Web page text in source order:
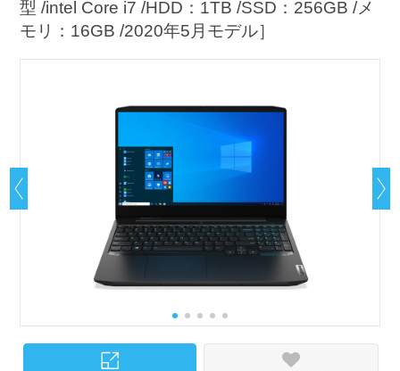
型 /intel Core i7 /HDD：1TB /SSD：256GB /メ
モリ：16GB /2020年5月モデル］